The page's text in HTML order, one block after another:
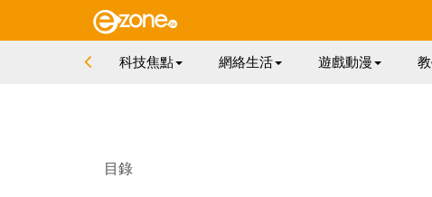
科技焦點 網絡生活 遊戲動漫
目錄